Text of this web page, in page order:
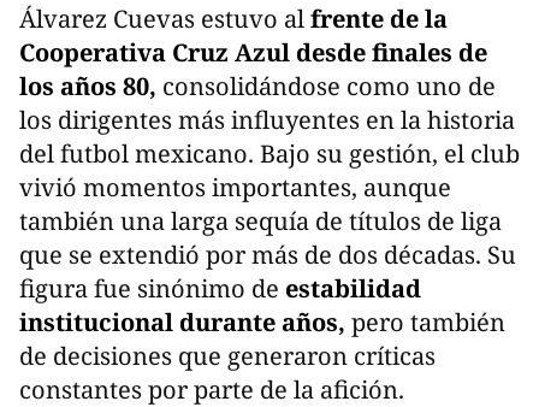
Álvarez Cuevas estuvo alfrente de la
Cooperativa Cruz Azul desde finales de
los años 80, consolidándose como uno de
los dirigentes más influyentes en la historia
del futbol mexicano. Bajo su gestión, el club
vivió momentos importantes, aunque
también una larga sequía de títulos de liga
que se extendió por más de dos décadas. Su
figura fue sinónimo de estabilidad
institucional durante años, pero también
de decisiones que generaron críticas
constantes por parte de la afición.